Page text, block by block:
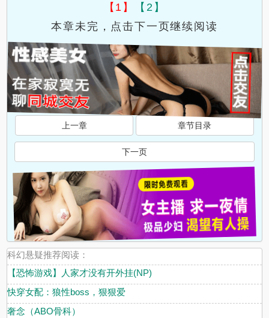
【1】
【2】
本章未完，点击下一页继续阅读
上一章 章节目录
下一页
科幻悬疑推荐阅读：
【恐怖游戏】人家才没有开外挂(NP)
快穿女配：狼性boss，狠狠爱
奢念（ABO骨科）